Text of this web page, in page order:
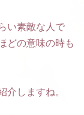
い素敵な人で
どの意味の時も
介しますね。